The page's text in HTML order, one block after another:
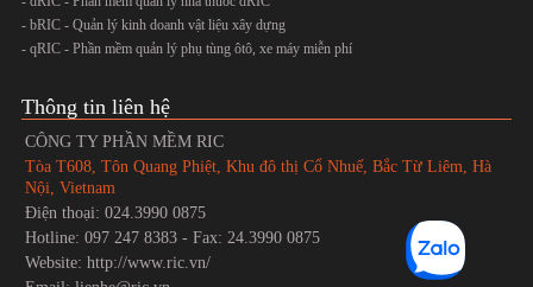
- bRIC - Quản lý kinh doanh vật liệu xây dựng
- qRIC - Phần mềm quản lý phụ tùng ôtô, xe máy miễn phí
Thông tin liên hệ
CÔNG TY PHẦN MỀM RIC
Tòa T608, Tôn Quang Phiệt, Khu đô thị Cổ Nhuế, Bắc Từ Liêm, Hà
Nội, Vietnam
Điện thoại: 024.3990 0875
Hotline: 097 247 8383 - Fax: 24.3990 0875
Website: http://www.ric.vn/